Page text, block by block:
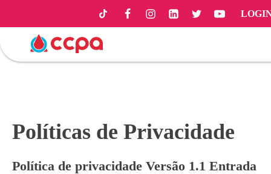
Políticas de Privacidade
Política de privacidade Versão 1.1 Entrada